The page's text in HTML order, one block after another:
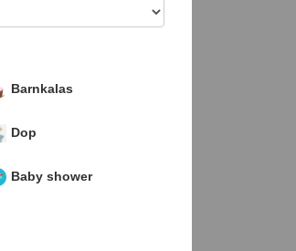
Barnkalas
Dop
Baby shower